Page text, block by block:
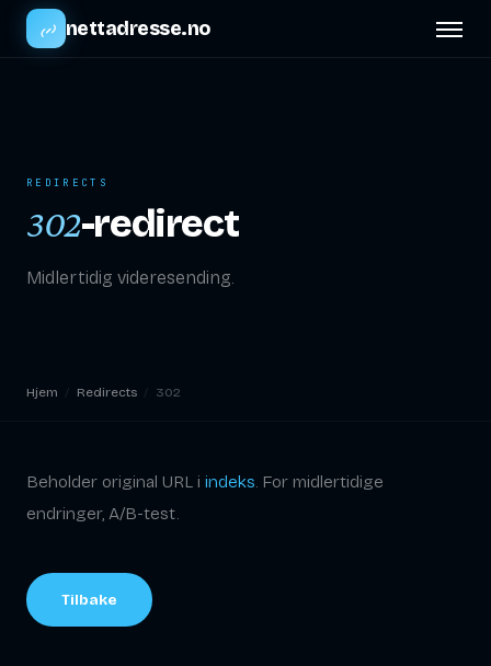
nettadresse.no
REDIRECTS
302-redirect
Midlertidig videresending.
Hjem Redirects 302
Beholder original URL i indeks. For midlertidige
endringer, A/B-test.
Tilbake